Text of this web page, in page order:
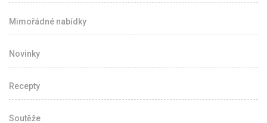
Mimořádné nabídky
Novinky
Recepty
Soutěže